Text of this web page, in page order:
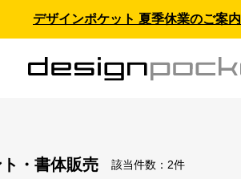
デザインポケット 夏季休業のご案内
・書体販売 該当件数： 2件